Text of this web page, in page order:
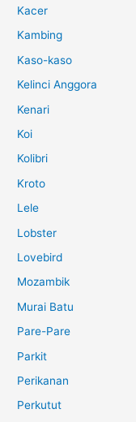
Kacer
Kambing
Kaso-kaso
Kelinci Anggora
Kenari
Koi
Kolibri
Kroto
Lele
Lobster
Lovebird
Mozambik
Murai Batu
Pare-Pare
Parkit
Perikanan
Perkutut